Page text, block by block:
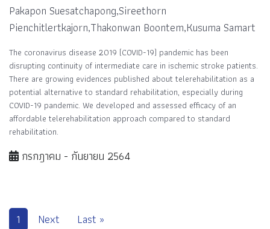
Pakapon Suesatchapong,Sireethorn
Pienchitlertkajorn,Thakonwan Boontem,Kusuma Samart
The coronavirus disease 2019 (COVID-19) pandemic has been
disrupting continuity of intermediate care in ischemic stroke patients.
There are growing evidences published about telerehabilitation as a
potential alternative to standard rehabilitation, especially during
COVID-19 pandemic. We developed and assessed efficacy of an
affordable telerehabilitation approach compared to standard
rehabilitation.
กรกฎาคม - กันยายน 2564
1 Next Last »